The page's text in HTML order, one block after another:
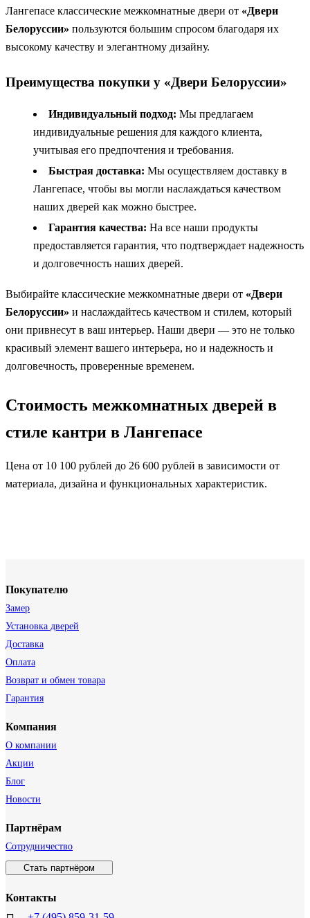
Лангепасе классические межкомнатные двери от «Двери
Белоруссии» пользуются большим спросом благодаря их
высокому качеству и элегантному дизайну.
Преимущества покупки у «Двери Белоруссии»
Индивидуальный подход: Мы предлагаем
индивидуальные решения для каждого клиента,
учитывая его предпочтения и требования.
Быстрая доставка: Мы осуществляем доставку в
Лангепасе, чтобы вы могли наслаждаться качеством
наших дверей как можно быстрее.
Гарантия качества: На все наши продукты
предоставляется гарантия, что подтверждает надежность
и долговечность наших дверей.
Выбирайте классические межкомнатные двери от «Двери
Белоруссии» и наслаждайтесь качеством и стилем, который
они привнесут в ваш интерьер. Наши двери — это не только
красивый элемент вашего интерьера, но и надежность и
долговечность, проверенные временем.
Стоимость межкомнатных дверей в
стиле кантри в Лангепасе
Цена от 10 100 рублей до 26 600 рублей в зависимости от
материала, дизайна и функциональных характеристик.
Покупателю
Замер
Установка дверей
Доставка
Оплата
Возврат и обмен товара
Гарантия
Компания
О компании
Акции
Блог
Новости
Партнёрам
Сотрудничество
Стать партнёром
Контакты